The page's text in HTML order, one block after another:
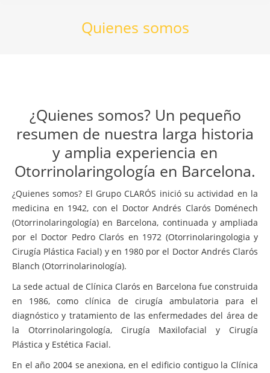
Quienes somos
¿Quienes somos? Un pequeño
resumen de nuestra larga historia
y amplia experiencia en
Otorrinolaringología en Barcelona.
¿Quienes somos? El Grupo CLARÓS inició su actividad en la
medicina en 1942, con el Doctor Andrés Clarós Doménech
(Otorrinolaringología) en Barcelona, continuada y ampliada
por el Doctor Pedro Clarós en 1972 (Otorrinolaringologia y
Cirugía Plástica Facial) y en 1980 por el Doctor Andrés Clarós
Blanch (Otorrinolarinología).
La sede actual de Clínica Clarós en Barcelona fue construida
en 1986, como clínica de cirugía ambulatoria para el
diagnóstico y tratamiento de las enfermedades del área de
la Otorrinolaringología, Cirugía Maxilofacial y Cirugía
Plástica y Estética Facial.
En el año 2004 se anexiona, en el edificio contiguo la Clínica